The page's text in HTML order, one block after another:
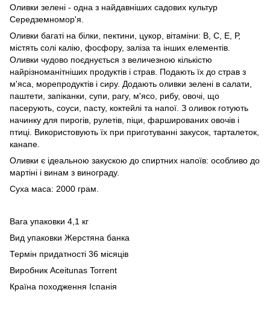
Оливки зелені - одна з найдавніших садових культур
Середземномор'я.
Оливки багаті на білки, пектини, цукор, вітаміни: В, С, Е, Р,
містять солі калію, фосфору, заліза та інших елементів.
Оливки чудово поєднується з величезною кількістю
найрізноманітніших продуктів і страв. Подають їх до страв з
м'яса, морепродуктів і сиру. Додають оливки зелені в салати,
паштети, запіканки, супи, рагу, м'ясо, рибу, овочі, що
пасерують, соуси, пасту, коктейлі та напої. З оливок готують
начинку для пирогів, рулетів, піци, фаршированих овочів і
птиці. Використовують їх при приготуванні закусок, тарталеток,
канапе.
Оливки є ідеальною закускою до спиртних напоїв: особливо до
мартіні і винам з винограду.
Суха маса: 2000 грам.
Вага упаковки 4,1 кг
Вид упаковки Жерстяна банка
Термін придатності 36 місяців
Виробник Aceitunas Torrent
Країна походження Іспанія